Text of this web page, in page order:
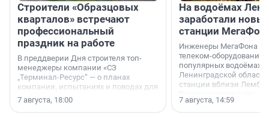
Строители «Образцовых
кварталов» встречают
профессиональный
праздник на работе
В преддверии Дня строителя топ-
менеджеры компании «СЗ
„Терминал-Ресурс“ — о планах
компании, испытаниях и поводах для
осторожного оптимизма.
7 августа, 18:00
На водоёмах
заработали
станции
Инженеры МегаФона
телеком-оборудование
популярных водоёмах
Ленинградской
станции вблизи
недалеко от Большого
водопада.
7 августа, 14:59